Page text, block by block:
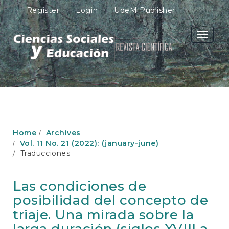
M
a
i
n
N
a
v
i
g
n
M
C
o
n
t
Register Login UdeM Publisher
Toggle
Home
Archives
Vol. 11 No. 21 (2022): (january-june)
Traducciones
Las condiciones de
posibilidad del concepto de
triaje. Una mirada sobre la